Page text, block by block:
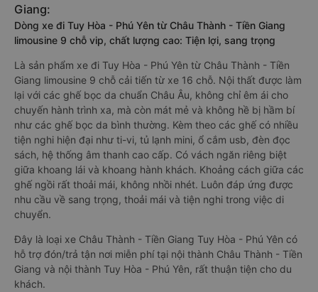
Giang:
Dòng xe đi Tuy Hòa - Phú Yên từ Châu Thành - Tiền Giang
limousine 9 chỗ vip, chất lượng cao: Tiện lợi, sang trọng
Là sản phẩm xe đi Tuy Hòa - Phú Yên từ Châu Thành - Tiền
Giang limousine 9 chỗ cải tiến từ xe 16 chỗ. Nội thất được làm
lại với các ghế bọc da chuẩn Châu Âu, không chỉ êm ái cho
chuyến hành trình xa, mà còn mát mẻ và không hề bị hầm bí
như các ghế bọc da bình thường. Kèm theo các ghế có nhiều
tiện nghi hiện đại như ti-vi, tủ lạnh mini, ổ cắm usb, đèn đọc
sách, hệ thống âm thanh cao cấp. Có vách ngăn riêng biệt
giữa khoang lái và khoang hành khách. Khoảng cách giữa các
ghế ngồi rất thoải mái, không nhồi nhét. Luôn đáp ứng được
nhu cầu về sang trọng, thoải mái và tiện nghi trong việc di
chuyển.
Đây là loại xe Châu Thành - Tiền Giang Tuy Hòa - Phú Yên có
hỗ trợ đón/trả tận nơi miễn phí tại nội thành Châu Thành - Tiền
Giang và nội thành Tuy Hòa - Phú Yên, rất thuận tiện cho du
khách.